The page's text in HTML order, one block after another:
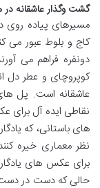
گشت وگذار عاشقانه
مسیرهای پیاده روی
کاج و بلوط عبور می
دونفره فراهم می
کوپروچای و عطر دل
عاشقانه است. پل
نقاطی ایده آل برای
های باستانی، که
نظر معماری خیره
برای عکس های
حالی که دست در دست